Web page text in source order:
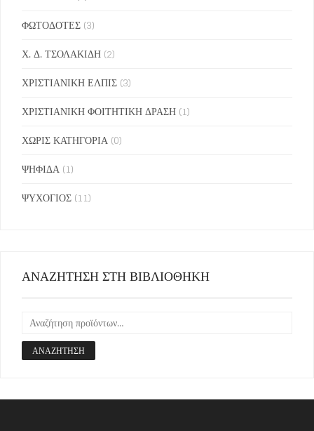
ΦΩΤΟΔΟΤΕΣ (3)
Χ. Δ. ΤΣΟΛΑΚΙΔΗ (2)
ΧΡΙΣΤΙΑΝΙΚΗ ΕΛΠΙΣ (3)
ΧΡΙΣΤΙΑΝΙΚΗ ΦΟΙΤΗΤΙΚΗ ΔΡΑΣΗ (1)
ΧΩΡΙΣ ΚΑΤΗΓΟΡΙΑ (0)
ΨΗΦΙΔΑ (1)
ΨΥΧΟΓΙΟΣ (11)
ΑΝΑΖΗΤΗΣΗ ΣΤΗ ΒΙΒΛΙΟΘΗΚΗ
ΑΝΑΖΉΤΗΣΗ